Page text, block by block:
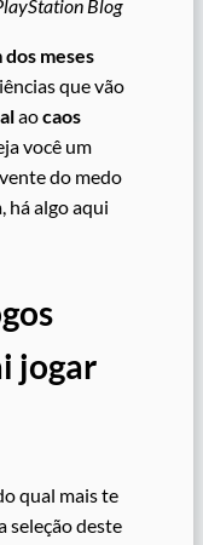
Blog
dos meses
que vão
aocaos
você um
do medo
há algo aqui
jogar
qual mais te
seleção deste